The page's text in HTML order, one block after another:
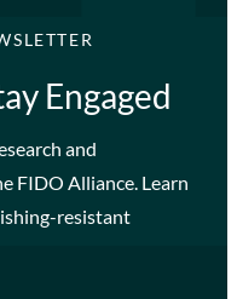
Engaged
and
FIDO Alliance. Learn
resistant